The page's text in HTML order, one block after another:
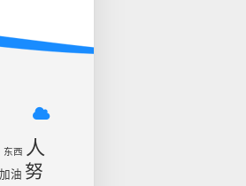
东西 人
加油 努